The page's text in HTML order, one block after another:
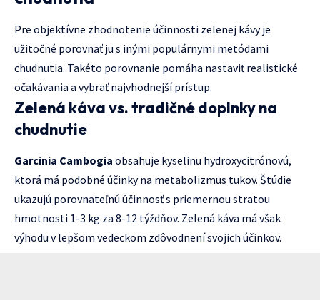
Pre objektívne zhodnotenie účinnosti zelenej kávy je
užitočné porovnať ju s inými populárnymi metódami
chudnutia. Takéto porovnanie pomáha nastaviť realistické
očakávania a vybrať najvhodnejší prístup.
Zelená káva vs. tradičné doplnky na
chudnutie
Garcinia Cambogia obsahuje kyselinu hydroxycitrónovú,
ktorá má podobné účinky na metabolizmus tukov. Štúdie
ukazujú porovnateľnú účinnosť s priemernou stratou
hmotnosti 1-3 kg za 8-12 týždňov. Zelená káva má však
výhodu v lepšom vedeckom zdôvodnení svojich účinkov.